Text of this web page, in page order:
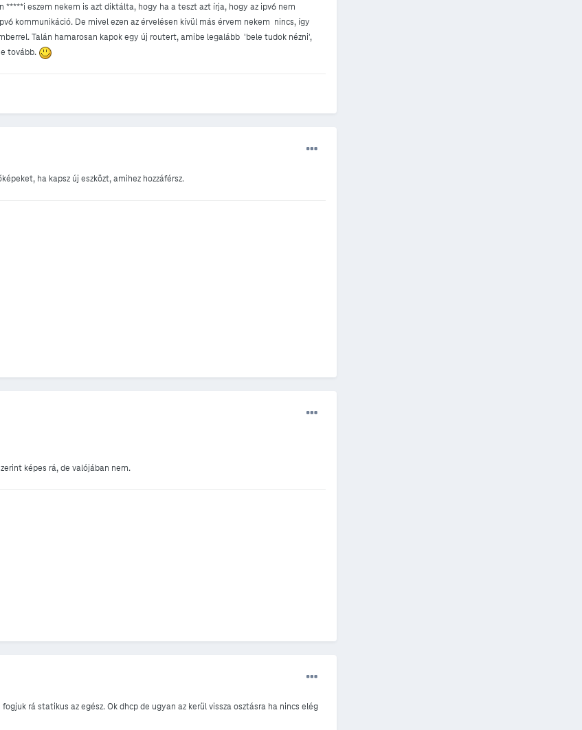
*****i eszem nekem is azt diktálta, hogy ha a teszt azt írja, hogy az ipv6 nem
kommunikáció. De mivel ezen az érvelésen kívül más érvem nekem nincs, így
Talán hamarosan kapok egy új routert, amibe legalább 'bele tudok nézni',
tovább.
ha kapsz új eszközt, amihez hozzáférsz.
képes rá, de valójában nem.
rá statikus az egész. Ok dhcp de ugyan az kerül vissza osztásra ha nincs elég